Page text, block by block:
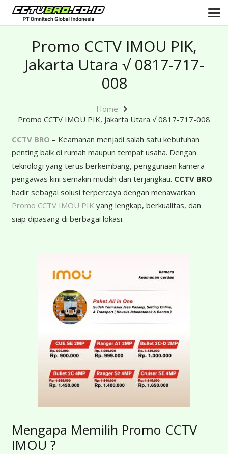
Promo CCTV IMOU PIK,
Jakarta Utara √ 0817-717-
008
Home
Promo CCTV IMOU PIK, Jakarta Utara √ 0817-717-008
CCTV BRO – Keamanan menjadi salah satu kebutuhan
penting baik di rumah maupun tempat usaha. Dengan
teknologi yang terus berkembang, penggunaan kamera
pengawas kini semakin mudah dan terjangkau. CCTV BRO
hadir sebagai solusi terpercaya dengan menawarkan
Promo CCTV IMOU PIK yang lengkap, berkualitas, dan
siap dipasang di berbagai lokasi.
Mengapa Memilih Promo CCTV
IMOU ?